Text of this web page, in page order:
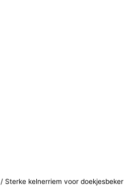
/ Sterke kelnerriem voor doekjesbeker